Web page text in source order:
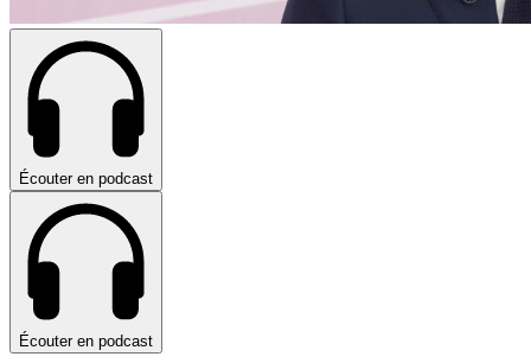
Écouter en podcast
Écouter en podcast